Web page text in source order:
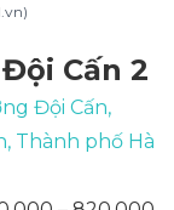
Cấn 2
Đội Cấn,
Thành phố Hà